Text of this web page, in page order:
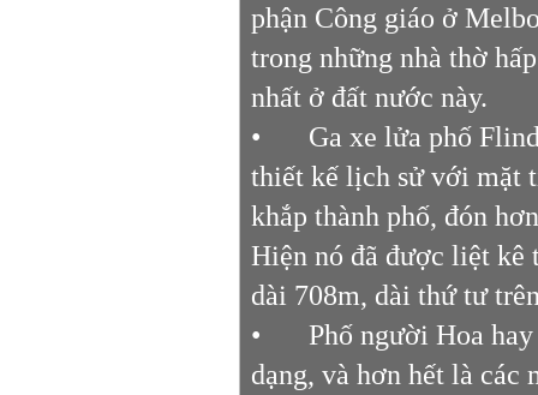
phận Công giáo ở
trong những nhà thờ
nhất ở đất nước này.
•
Ga xe lửa phố
thiết kế lịch sử với mặt
khắp thành phố, đón
Hiện nó đã được liệt kê
dài 708m, dài thứ tư
•
Phố người Hoa
dạng, và hơn hết là các